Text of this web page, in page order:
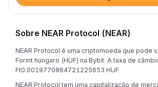
Sobre NEAR Protocol (NEAR)
NEAR Protocol é uma criptomoeda que pode
Forint húngaro (HUF) na Bybit. A taxa de
Ft0.0019770864721225653 HUF.
NEAR Protocol tem uma capitalização de